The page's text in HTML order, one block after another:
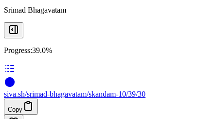
Srimad Bhagavatam
Progress:39.0%
siva.sh/srimad-bhagavatam/skandam-10/39/30
Copy